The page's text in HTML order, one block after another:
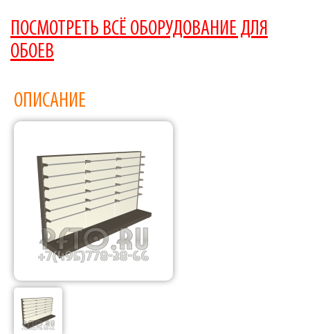
Фабрика торгового оборудования
ПОСМОТРЕТЬ ВСЁ ОБОРУДОВАНИЕ ДЛЯ
ОБОЕВ
ОПИСАНИЕ